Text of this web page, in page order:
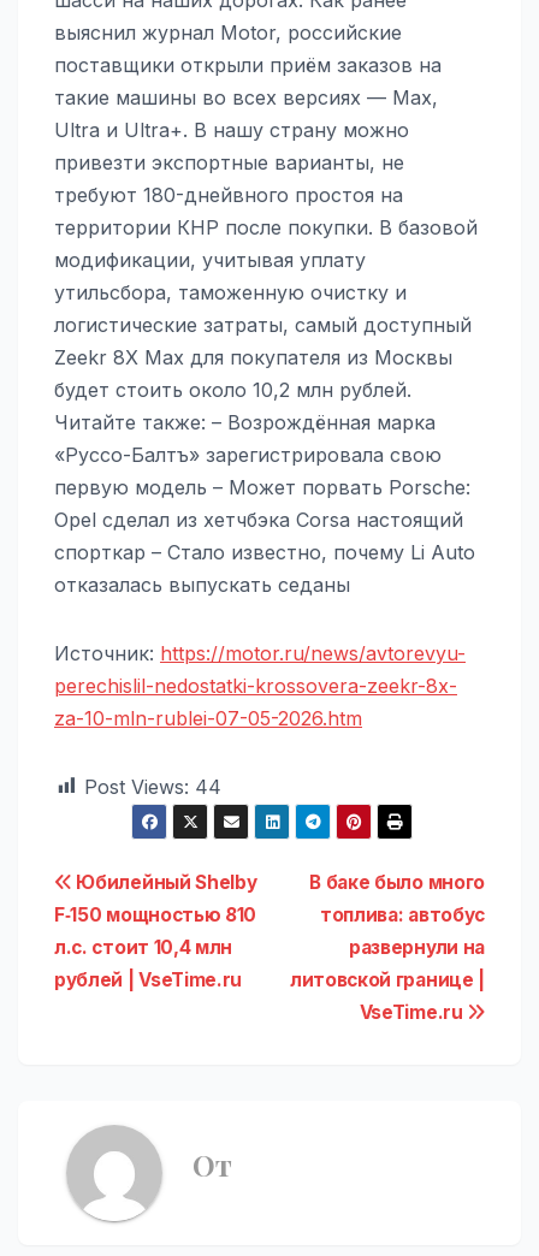
выяснил журнал Motor, российские
поставщики открыли приём заказов на
такие машины во всех версиях — Max,
Ultra и Ultra+. В нашу страну можно
привезти экспортные варианты, не
требуют 180-днейвного простоя на
территории КНР после покупки. В базовой
модификации, учитывая уплату
утильсбора, таможенную очистку и
логистические затраты, самый доступный
Zeekr 8X Max для покупателя из Москвы
будет стоить около 10,2 млн рублей.
Читайте также: – Возрождённая марка
«Руссо-Балтъ» зарегистрировала свою
первую модель – Может порвать Porsche:
Opel сделал из хетчбэка Corsa настоящий
спорткар – Стало известно, почему Li Auto
отказалась выпускать седаны
Источник: https://motor.ru/news/avtorevyu-
perechislil-nedostatki-krossovera-zeekr-8x-
za-10-mln-rublei-07-05-2026.htm
Post Views: 44
Навигация
по
записям
В баке было много
топлива: автобус
развернули на
литовской границе |
VseTime.ru
Юбилейный Shelby
F‑150 мощностью 810
л.с. стоит 10,4 млн
рублей | VseTime.ru
От